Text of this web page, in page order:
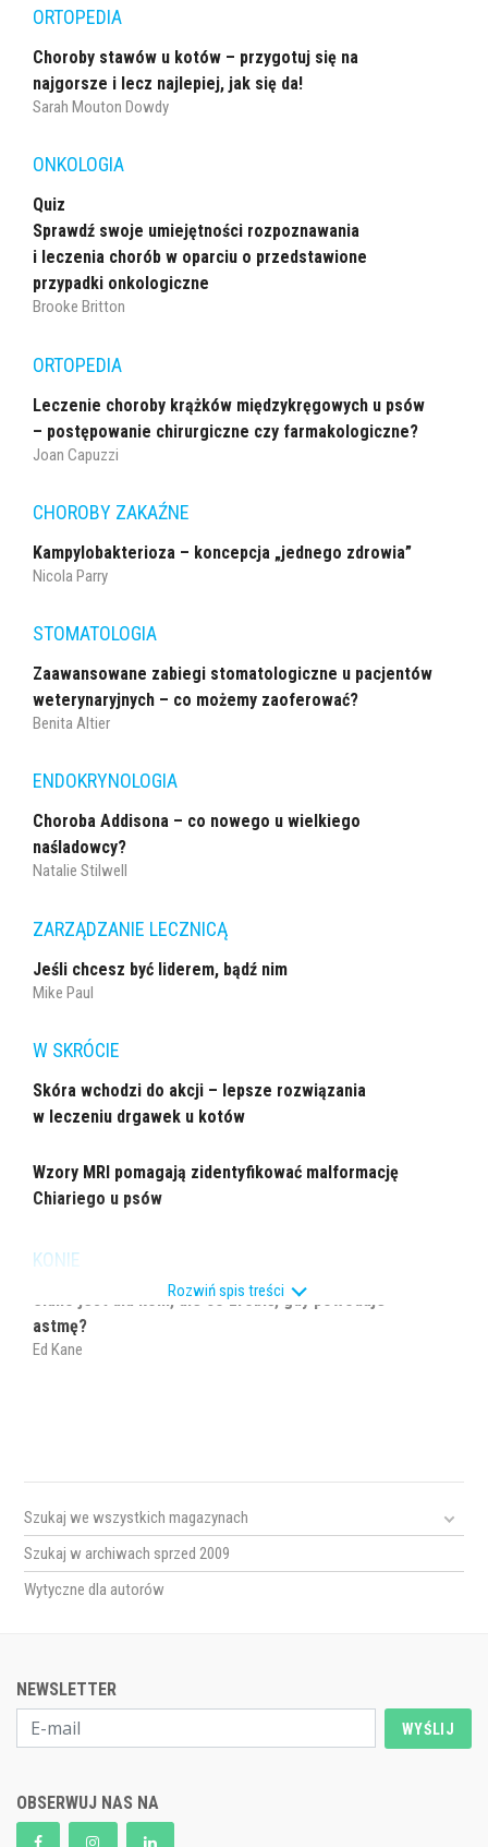
ORTOPEDIA
Choroby stawów u kotów – przygotuj się na
najgorsze i lecz najlepiej, jak się da!
Sarah Mouton Dowdy
ONKOLOGIA
Quiz
Sprawdź swoje umiejętności rozpoznawania
i leczenia chorób w oparciu o przedstawione
przypadki onkologiczne
Brooke Britton
ORTOPEDIA
Leczenie choroby krążków międzykręgowych u psów
– postępowanie chirurgiczne czy farmakologiczne?
Joan Capuzzi
CHOROBY ZAKAŹNE
Kampylobakterioza – koncepcja „jednego zdrowia”
Nicola Parry
STOMATOLOGIA
Zaawansowane zabiegi stomatologiczne u pacjentów
weterynaryjnych – co możemy zaoferować?
Benita Altier
ENDOKRYNOLOGIA
Choroba Addisona – co nowego u wielkiego
naśladowcy?
Natalie Stilwell
ZARZĄDZANIE LECZNICĄ
Jeśli chcesz być liderem, bądź nim
Mike Paul
W SKRÓCIE
Skóra wchodzi do akcji – lepsze rozwiązania
w leczeniu drgawek u kotów
Wzory MRI pomagają zidentyfikować malformację
Chiariego u psów
KONIE
Siano jest dla koni, ale co zrobić, gdy powoduje
astmę?
Ed Kane
Rozwiń spis treści
Szukaj we wszystkich magazynach
Szukaj w archiwach sprzed 2009
Wytyczne dla autorów
NEWSLETTER
WYŚLIJ
OBSERWUJ NAS NA